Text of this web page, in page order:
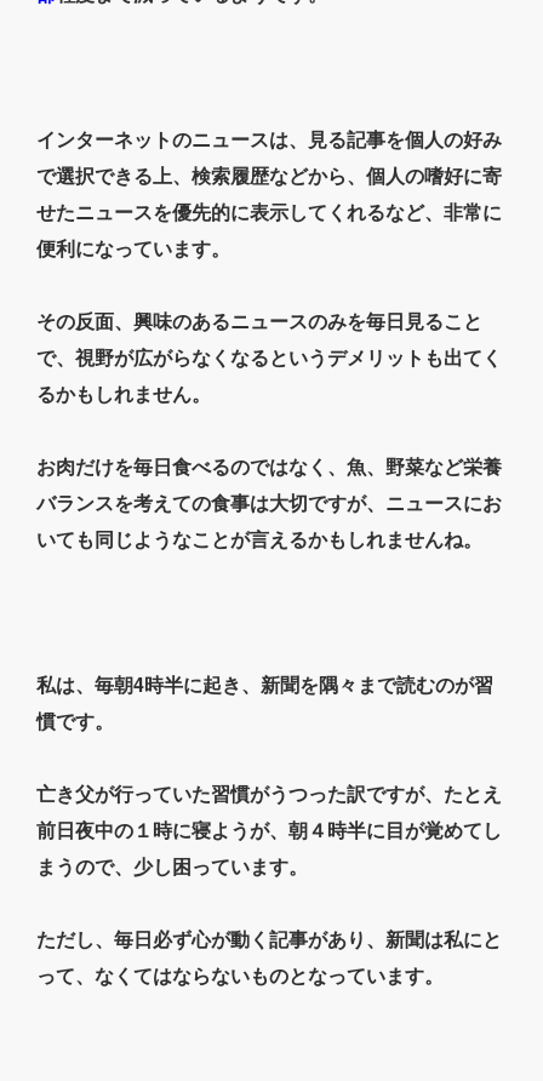
インターネットのニュースは、見る記事を個人の好み
で選択できる上、検索履歴などから、個人の嗜好に寄
せたニュースを優先的に表示してくれるなど、非常に
便利になっています。
その反面、興味のあるニュースのみを毎日見ること
で、視野が広がらなくなるというデメリットも出てく
るかもしれません。
お肉だけを毎日食べるのではなく、魚、野菜など栄養
バランスを考えての食事は大切ですが、ニュースにお
いても同じようなことが言えるかもしれませんね。
私は、毎朝4時半に起き、新聞を隅々まで読むのが習
慣です。
亡き父が行っていた習慣がうつった訳ですが、たとえ
前日夜中の１時に寝ようが、朝４時半に目が覚めてし
まうので、少し困っています。
ただし、毎日必ず心が動く記事があり、新聞は私にと
って、なくてはならないものとなっています。